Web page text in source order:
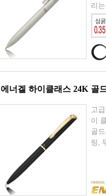
리
에너겔 하이클래스 24K 골
고
이
골
링,